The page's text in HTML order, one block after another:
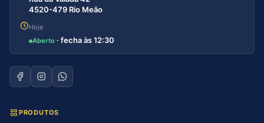
4520-479 Rio Meão
Hoje
Aberto · fecha às 12:30
PRODUTOS